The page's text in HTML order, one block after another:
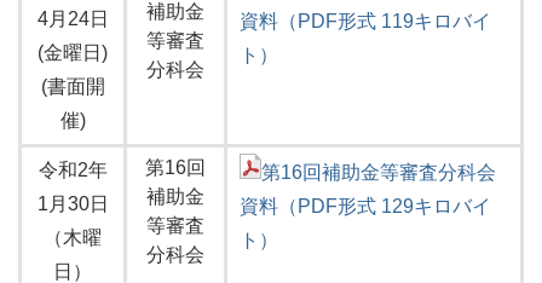
4月24日
(金曜日)
(書面開
催)
補助金
等審査
分科会
資料（PDF形式 119キロバイ
ト）
令和2年
1月30日
（木曜
日）
第16回
補助金
等審査
分科会
第16回補助金等審査分科会
資料（PDF形式 129キロバイ
ト）